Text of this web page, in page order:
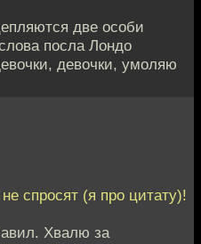
две особи
посла Лондо
девочки, умоляю
спросят (я про цитату)!
Хвалю за